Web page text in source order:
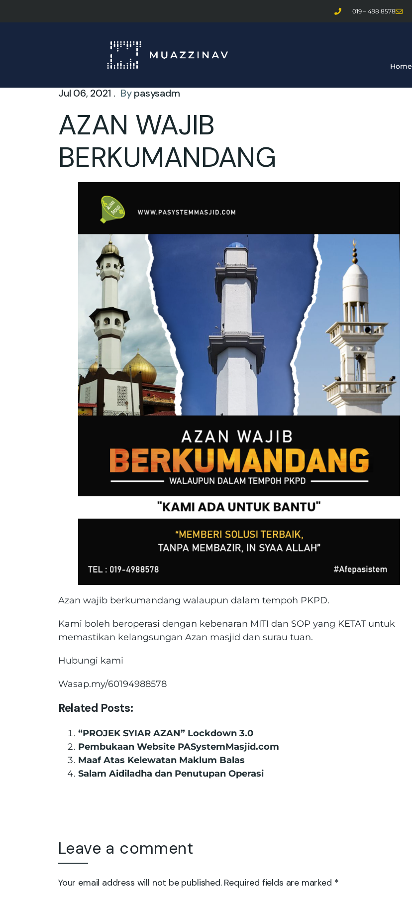
019 – 498 8578
Home
Jul 06, 2021 . Bypasysadm
AZAN WAJIB
BERKUMANDANG
Azan wajib berkumandang walaupun dalam tempoh PKPD.
Kami boleh beroperasi dengan kebenaran MITI dan SOP yang KETAT untuk
memastikan kelangsungan Azan masjid dan surau tuan.
Hubungi kami
Wasap.my/60194988578
Related Posts:
“PROJEK SYIAR AZAN” Lockdown 3.0
Pembukaan Website PASystemMasjid.com
Maaf Atas Kelewatan Maklum Balas
Salam Aidiladha dan Penutupan Operasi
Leave a comment
Your email address will not be published. Required fields are marked *